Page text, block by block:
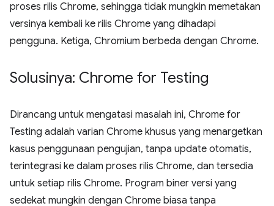
proses rilis Chrome, sehingga tidak mungkin memetakan
versinya kembali ke rilis Chrome yang dihadapi
pengguna. Ketiga, Chromium berbeda dengan Chrome.
Solusinya: Chrome for Testing
Dirancang untuk mengatasi masalah ini, Chrome for
Testing adalah varian Chrome khusus yang menargetkan
kasus penggunaan pengujian, tanpa update otomatis,
terintegrasi ke dalam proses rilis Chrome, dan tersedia
untuk setiap rilis Chrome. Program biner versi yang
sedekat mungkin dengan Chrome biasa tanpa